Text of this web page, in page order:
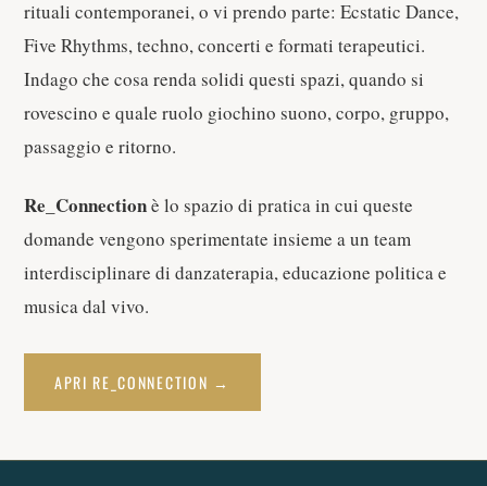
rituali contemporanei, o vi prendo parte: Ecstatic Dance,
Five Rhythms, techno, concerti e formati terapeutici.
Indago che cosa renda solidi questi spazi, quando si
rovescino e quale ruolo giochino suono, corpo, gruppo,
passaggio e ritorno.
Re_Connectionè lo spazio di pratica in cui queste
domande vengono sperimentate insieme a un team
interdisciplinare di danzaterapia, educazione politica e
musica dal vivo.
APRI RE_CONNECTION →